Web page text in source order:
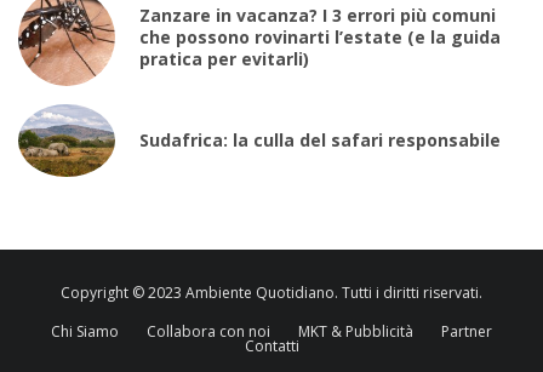
Zanzare in vacanza? I 3 errori più comuni
che possono rovinarti l’estate (e la guida
pratica per evitarli)
Sudafrica: la culla del safari responsabile
Copyright © 2023 Ambiente Quotidiano. Tutti i diritti riservati.
Chi Siamo
Collabora con noi MKT & Pubblicità Partner
Contatti